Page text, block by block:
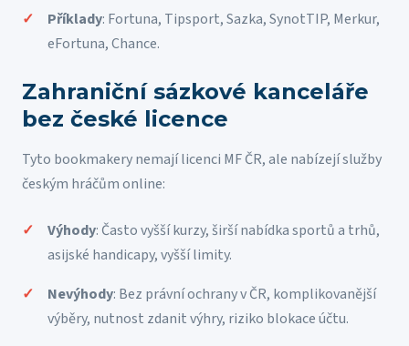
Příklady: Fortuna, Tipsport, Sazka, SynotTIP, Merkur,
eFortuna, Chance.
Zahraniční sázkové kanceláře
bez české licence
Tyto bookmakery nemají licenci MF ČR, ale nabízejí služby
českým hráčům online:
Výhody: Často vyšší kurzy, širší nabídka sportů a trhů,
asijské handicapy, vyšší limity.
Nevýhody: Bez právní ochrany v ČR, komplikovanější
výběry, nutnost zdanit výhry, riziko blokace účtu.